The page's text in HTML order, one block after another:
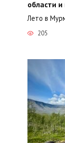
области и
Лето в
205